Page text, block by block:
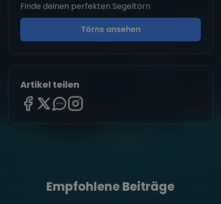
Finde deinen perfekten Segeltörn
Törns ansehen
Artikel teilen
Empfohlene Beiträge